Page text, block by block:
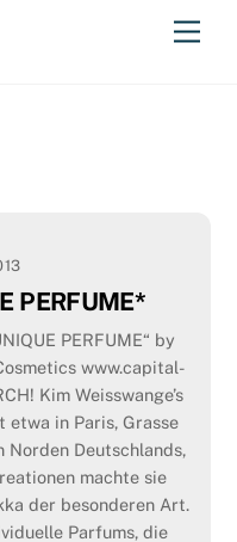
PERFUME*
PERFUME“ by
www.capital-
Kim Weisswange’s
in Paris, Grasse
Norden Deutschlands,
machte sie
der besonderen Art.
Parfums, die